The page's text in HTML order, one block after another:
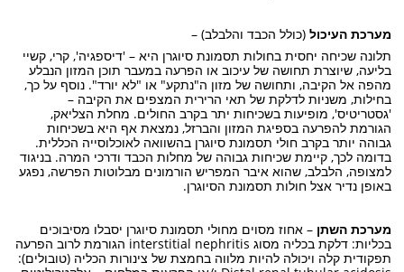
מערכת העיכול (כולל הכבד והלבלב) –
תלונה שכיחה יחסית בחולות תסמונת סיוגרן היא – 'דיספגיה', קרי, קשיי
בליעה, שיוצרת תחושה של עיכוב או הפרעה במעבר תוכן המזון הנבלע
מהפה אל הקיבה, ותחושה של מזון ה"נתקע" או "לא יורד". נוסף על כך,
בחילות, משניות לדלקת של תאי הרירית המצפים את הקיבה –
'גסטריטיס', מופיעות בשכיחות יתר בקרב החולים. מחלת הצליאק,
הגורמת להפרעה בספיגת המזון והברזל, נמצאת אף היא בשכיחות
גבוהה יותר בקרב חולי תסמונת סיוגרן בהשוואה לאוכלוסייה הכללית.
בדומה לכך, קיימת שכיחות גבוהה של מחלות הכבד ודרכי המרה. בניגוד
למצופה, הלבלב, שהוא איבר המפריש הורמונים מבלוטות הפרשה, נפגע
באופן נדיר אצל חולות תסמונת הסיוגרן.
מערכת השתן – אחוז מסוים מחולי תסמונת סיוגרן יסבלו מסיבוכים
בכליות: דלקת בכליה מסוג interstitial nephritis הגורמת לרוב הפרעה
תפקודית קלה ויכולה להיות מלווה בחמצת של צינורות הכליה (טובולים):